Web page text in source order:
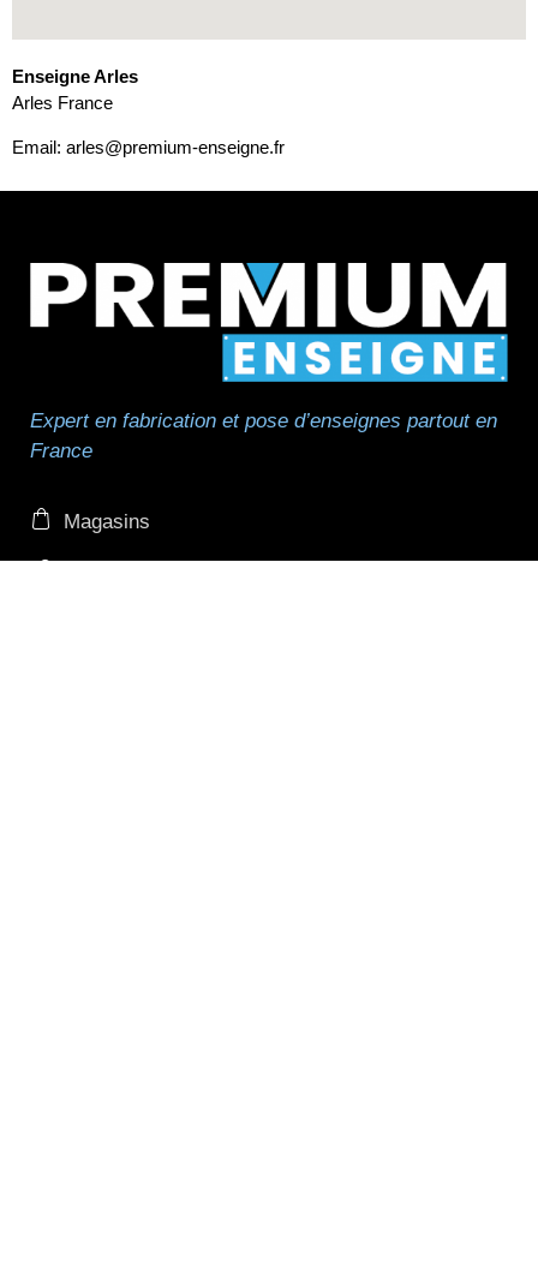
Enseigne Arles
Arles France
Email: arles@premium-enseigne.fr
Expert en fabrication et pose d’enseignes partout en
France
Magasins